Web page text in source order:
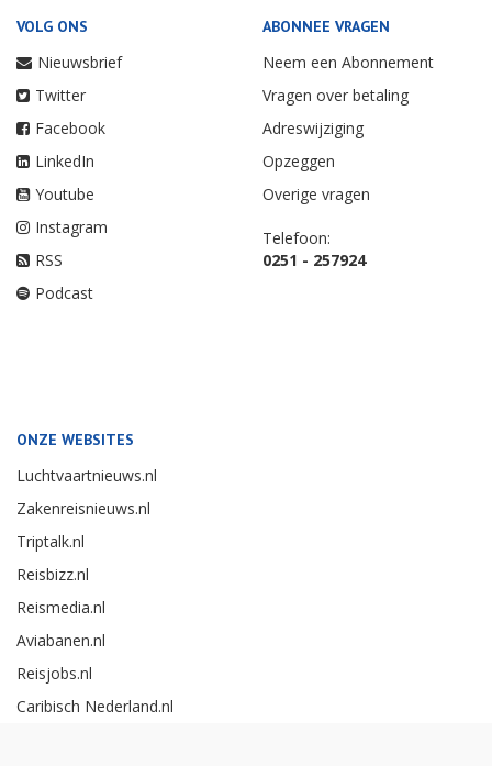
VOLG ONS
Nieuwsbrief
Twitter
Facebook
LinkedIn
Youtube
Instagram
RSS
Podcast
ABONNEE VRAGEN
Neem een Abonnement
Vragen over betaling
Adreswijziging
Opzeggen
Overige vragen
Telefoon:
0251 - 257924
ONZE WEBSITES
Luchtvaartnieuws.nl
Zakenreisnieuws.nl
Triptalk.nl
Reisbizz.nl
Reismedia.nl
Aviabanen.nl
Reisjobs.nl
Caribisch Nederland.nl